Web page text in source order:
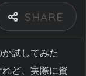
試してみた
ど、実際に資